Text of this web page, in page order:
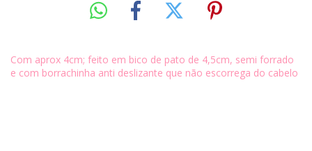
Com aprox 4cm; feito em bico de pato de 4,5cm, semi forrado
e com borrachinha anti deslizante que não escorrega do cabelo